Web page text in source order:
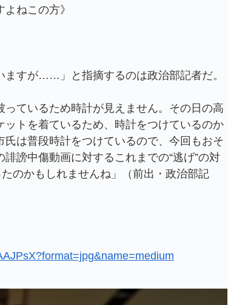
ねこの方》
ますが……」と指摘するのは政治部記者だ。
ているため時計が見えません。その日の高
トを着ているため、時計をつけているのか
は普段時計をつけているので、今回もおそ
謗中傷動画に対するこれまでの“逃げ”の対
のかもしれませんね」（前出・政治部記